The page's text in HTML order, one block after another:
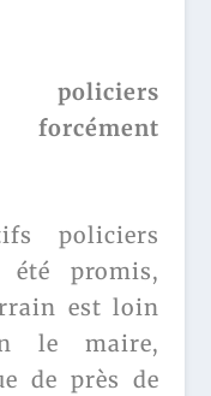
forcément
policiers
été promis,
est loin
le maire,
de près de